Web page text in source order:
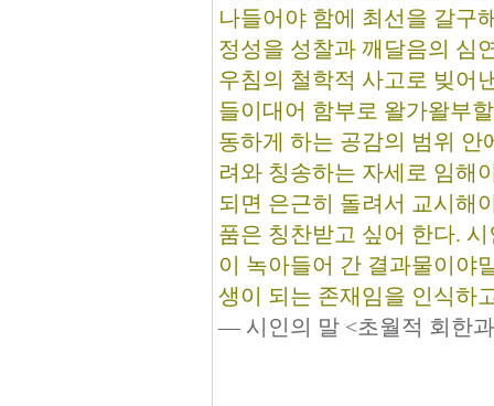
나들어야 함에 최선을 갈구
정성을 성찰과 깨달음의 심
우침의 철학적 사고로 빚어
들이대어 함부로 왈가왈부
동하게 하는 공감의 범위 안
려와 칭송하는 자세로 임해
되면 은근히 돌려서 교시해
품은 칭찬받고 싶어 한다.
이 녹아들어 간 결과물이야
생이 되는 존재임을 인식하
― 시인의 말 <초월적 회한